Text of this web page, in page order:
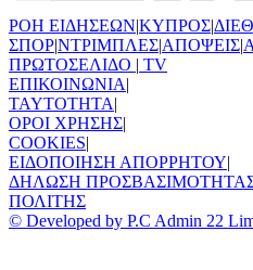
ΡΟΗ ΕΙΔΗΣΕΩΝ|ΚΥΠΡΟΣ|
ΣΠΟΡ|ΝΤΡΙΜΠΛΕΣ|ΑΠΟΨΕΙΣ|
ΠΡΩΤΟΣΕΛΙΔΟ | TV
ΕΠΙΚΟΙΝΩΝΙΑ|
TAYTOTHTA|
ΟΡΟΙ ΧΡΗΣΗΣ|
COOKIES|
ΕΙΔΟΠΟΙΗΣΗ ΑΠΟΡΡΗΤΟΥ|
ΔΗΛΩΣΗ
ΠΟΛΙΤΗΣ
© Developed by P.C Admin 22